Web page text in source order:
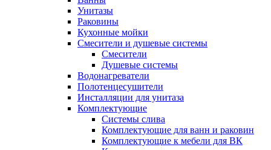
Унитазы
Раковины
Кухонные мойки
Смесители и душевые системы
Смесители
Душевые системы
Водонагреватели
Полотенцесушители
Инсталляции для унитаза
Комплектующие
Системы слива
Комплектующие для ванн и раковин
Комплектующие к мебели для ВК